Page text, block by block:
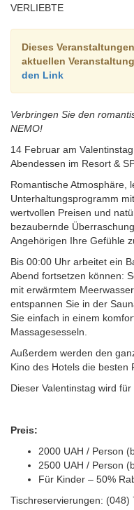
VERLIEBTE
Dieses
aktuellen
den Link
Verbringen Sie den
NEMO!
14 Februar am
Abendessen im Resort &
Romantische Atmosphäre,
Unterhaltungsprogramm
wertvollen Preisen und
bezaubernde
Angehörigen Ihre Gefühle
Bis 00:00 Uhr arbeitet ein
Abend fortsetzen können:
mit erwärmtem
entspannen Sie in der
Sie einfach in einem
Massagesesseln.
Außerdem werden den
Kino des Hotels die besten
Dieser Valentinstag wird
Preis:
2000 UAH / Person
2500 UAH / Person
Für Kinder – 50%
Tischreservierungen: (048)